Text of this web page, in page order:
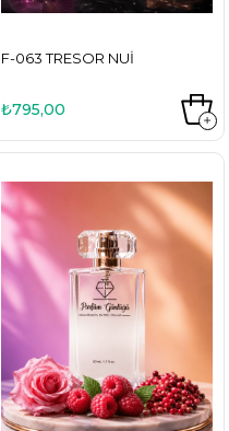
F-063 TRESOR NUI
₺795,00